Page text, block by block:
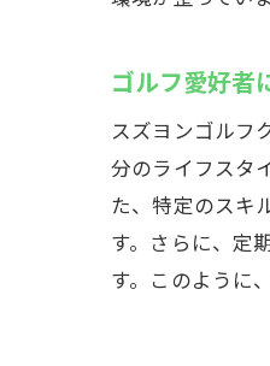
ゴルフ愛好者
スズヨンゴルフ
分のライフスタ
た、特定のスキ
す。さらに、定
す。このように